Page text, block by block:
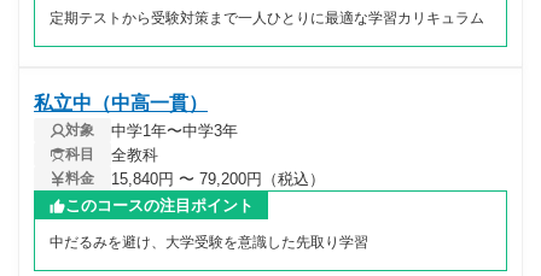
定期テストから受験対策まで一人ひとりに最適な学習カリキュラム
私立中（中高一貫）
対象 中学1年〜中学3年
科目 全教科
料金
15,840円 〜 79,200円（税込）
このコースの注目ポイント
中だるみを避け、大学受験を意識した先取り学習